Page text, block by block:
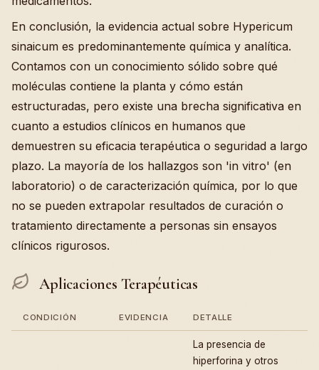
En conclusión, la evidencia actual sobre Hypericum
sinaicum es predominantemente química y analítica.
Contamos con un conocimiento sólido sobre qué
moléculas contiene la planta y cómo están
estructuradas, pero existe una brecha significativa en
cuanto a estudios clínicos en humanos que
demuestren su eficacia terapéutica o seguridad a largo
plazo. La mayoría de los hallazgos son 'in vitro' (en
laboratorio) o de caracterización química, por lo que
no se pueden extrapolar resultados de curación o
tratamiento directamente a personas sin ensayos
clínicos rigurosos.
Aplicaciones Terapéuticas
CONDICIÓN EVIDENCIA DETALLE
La presencia de
hiperforina y otros